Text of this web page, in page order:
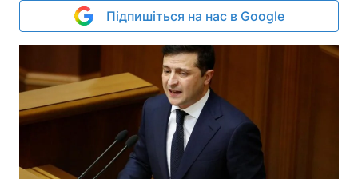
Підпишіться на нас в Google